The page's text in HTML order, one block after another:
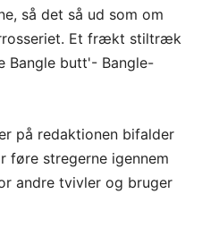
så det så ud som om
Et frækt stiltræk
Bangle butt'- Bangle-
på redaktionen bifalder
føre stregerne igennem
andre tvivler og bruger